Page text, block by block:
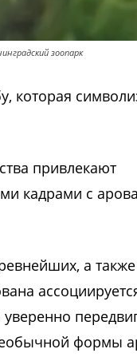
зоопарк
которая
привлекают
кадрами с
а также
формы